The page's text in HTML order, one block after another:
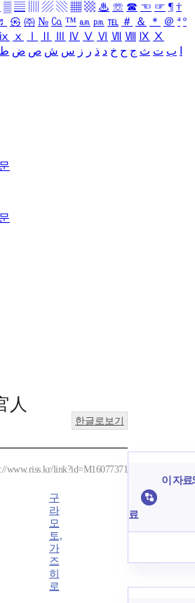
▒ ▤ ▨ ▧ ▦ ▩ ♨ ☏ ☎ ☜ ☞ ¶ †
㉿ ㈜ № ㏇ ™ ㏂ ㏘ ℡ ＃ ＆ ＊ ＠ ª º
ⅸ ⅹ Ⅳ Ⅴ Ⅵ Ⅶ Ⅷ Ⅸ Ⅹ
ب ت ث ج ح خ د ذ ر ز س ش ص ض ط
人
한글로보기
www.riss.kr/link?id=M16077371
구
라
모
토,
가
즈
히
로
이 자료
료